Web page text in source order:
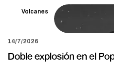
Volcanes
14/7/2026
Doble explosión en el